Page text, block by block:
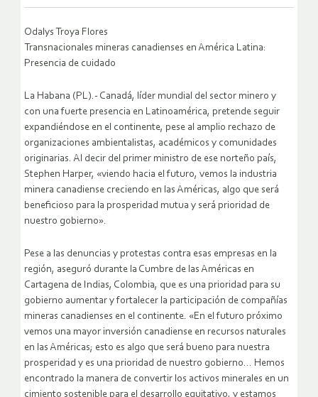
Odalys Troya Flores
Transnacionales mineras canadienses en América Latina:
Presencia de cuidado
La Habana (PL).- Canadá, líder mundial del sector minero y
con una fuerte presencia en Latinoamérica, pretende seguir
expandiéndose en el continente, pese al amplio rechazo de
organizaciones ambientalistas, académicos y comunidades
originarias. Al decir del primer ministro de ese norteño país,
Stephen Harper, «viendo hacia el futuro, vemos la industria
minera canadiense creciendo en las Américas, algo que será
beneficioso para la prosperidad mutua y será prioridad de
nuestro gobierno».
Pese a las denuncias y protestas contra esas empresas en la
región, aseguró durante la Cumbre de las Américas en
Cartagena de Indias, Colombia, que es una prioridad para su
gobierno aumentar y fortalecer la participación de compañías
mineras canadienses en el continente. «En el futuro próximo
vemos una mayor inversión canadiense en recursos naturales
en las Américas; esto es algo que será bueno para nuestra
prosperidad y es una prioridad de nuestro gobierno… Hemos
encontrado la manera de convertir los activos minerales en un
cimiento sostenible para el desarrollo equitativo, y estamos